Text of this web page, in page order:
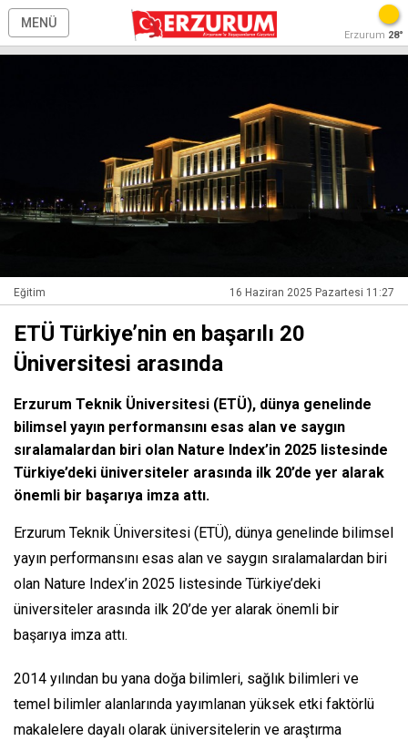
MENÜ
Erzurum 28°
Eğitim 16 Haziran 2025 Pazartesi 11:27
ETÜ Türkiye’nin en başarılı 20
Üniversitesi arasında
Erzurum Teknik Üniversitesi (ETÜ), dünya genelinde
bilimsel yayın performansını esas alan ve saygın
sıralamalardan biri olan Nature Index’in 2025 listesinde
Türkiye’deki üniversiteler arasında ilk 20’de yer alarak
önemli bir başarıya imza attı.
Erzurum Teknik Üniversitesi (ETÜ), dünya genelinde bilimsel
yayın performansını esas alan ve saygın sıralamalardan biri
olan Nature Index’in 2025 listesinde Türkiye’deki
üniversiteler arasında ilk 20’de yer alarak önemli bir
başarıya imza attı.
2014 yılından bu yana doğa bilimleri, sağlık bilimleri ve
temel bilimler alanlarında yayımlanan yüksek etki faktörlü
makalelere dayalı olarak üniversitelerin ve araştırma